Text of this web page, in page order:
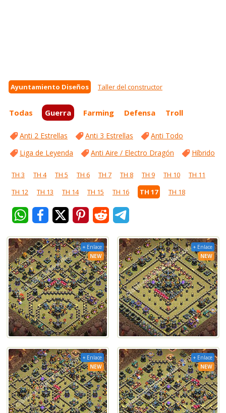
Ayuntamiento Diseños Taller del constructor
Todas Guerra Farming Defensa Troll
Anti 2 Estrellas Anti 3 Estrellas
Anti Todo
Liga de Leyenda
Anti Aire / Electro Dragón Híbrido
TH 3 TH 4 TH 5 TH 6 TH 7 TH 8 TH 9 TH 10
TH 11
TH 12
TH 13 TH 14 TH 15 TH 16 TH 17 TH 18
+ Enlace
NEW
+ Enlace
NEW
+ Enlace
NEW
+ Enlace
NEW